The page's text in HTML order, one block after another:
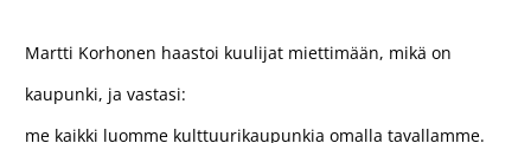
Martti Korhonen haastoi kuulijat miettimään, mikä on
kaupunki, ja vastasi:
me kaikki luomme kulttuurikaupunkia omalla tavallamme.